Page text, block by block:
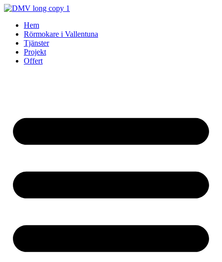
Skip
contentHem
Rörmokare i Vallentuna
Tjänster
Projekt
Offert